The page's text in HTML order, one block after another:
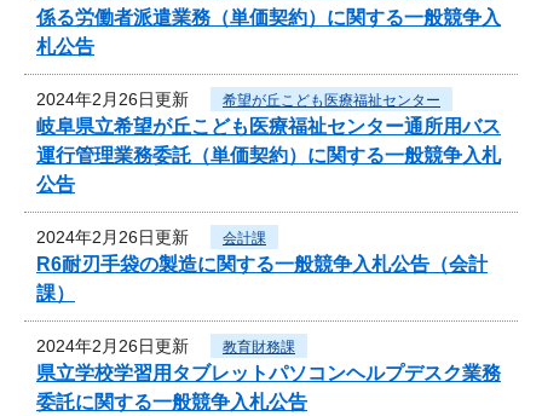
係る労働者派遣業務（単価契約）に関する一般競争入
札公告
2024年2月26日更新 希望が丘こども医療福祉センター
岐阜県立希望が丘こども医療福祉センター通所用バス
運行管理業務委託（単価契約）に関する一般競争入札
公告
2024年2月26日更新 会計課
R6耐刃手袋の製造に関する一般競争入札公告（会計
課）
2024年2月26日更新 教育財務課
県立学校学習用タブレットパソコンヘルプデスク業務
委託に関する一般競争入札公告